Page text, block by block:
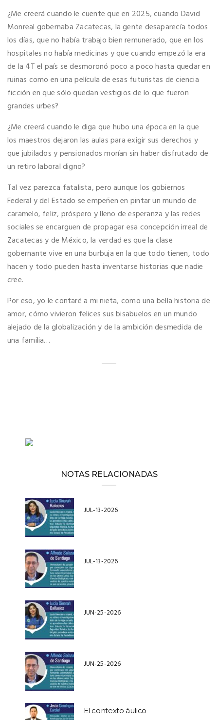
¿Me creerá cuando le cuente que en 2025, cuando David
Monreal gobernaba Zacatecas, la gente desaparecía todos
los días, que no había trabajo bien remunerado, que en los
hospitales no había medicinas y que cuando empezó la era
de la 4T el país se desmoronó poco a poco hasta quedar en
ruinas como en una película de esas futuristas de ciencia
ficción en que sólo quedan vestigios de lo que fueron
grandes urbes?
¿Me creerá cuando le diga que hubo una época en la que
los maestros dejaron las aulas para exigir sus derechos y
que jubilados y pensionados morían sin haber disfrutado de
un retiro laboral digno?
Tal vez parezca fatalista, pero aunque los gobiernos
Federal y del Estado se empeñen en pintar un mundo de
caramelo, feliz, próspero y lleno de esperanza y las redes
sociales se encarguen de propagar esa concepción irreal de
Zacatecas y de México, la verdad es que la clase
gobernante vive en una burbuja en la que todo tienen, todo
hacen y todo pueden hasta inventarse historias que nadie
cree.
Por eso, yo le contaré a mi nieta, como una bella historia de
amor, cómo vivieron felices sus bisabuelos en un mundo
alejado de la globalización y de la ambición desmedida de
una familia…
NOTAS RELACIONADAS
JUL-13-2026
JUL-13-2026
JUN-25-2026
JUN-25-2026
El contexto áulico